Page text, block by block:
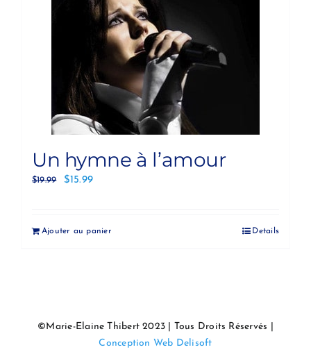
Un hymne à l’amour
$19.99 $15.99
Ajouter au panier Details
©Marie-Elaine Thibert 2023 | Tous Droits Réservés |
Conception Web Delisoft